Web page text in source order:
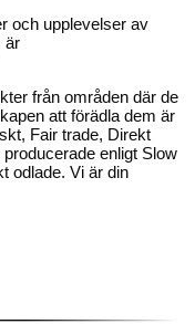
och upplevelser av
är
från områden där de
att förädla dem är
Fair trade, Direkt
enligt Slow
odlade. Vi är din